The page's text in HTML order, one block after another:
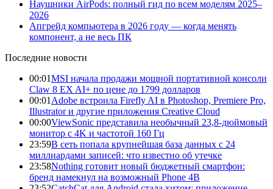
Наушники AirPods: полный гид по всем моделям 2025–
2026
Апгрейд компьютера в 2026 году — когда менять
компонент, а не весь ПК
Последние новости
00:01MSI начала продажи мощной портативной консоли
Claw 8 EX AI+ по цене до 1799 долларов
00:01 Adobe встроила Firefly AI в Photoshop, Premiere Pro,
Illustrator и другие приложения Creative Cloud
00:00ViewSonic представила необычный 23,8-дюймовый
монитор с 4K и частотой 160 Гц
23:59В сеть попала крупнейшая база данных с 24
миллиардами записей: что известно об утечке
23:58Nothing готовит новый бюджетный смартфон:
бренд намекнул на возможный Phone 4B